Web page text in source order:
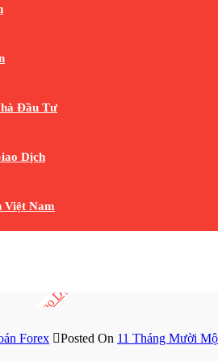
Đầu Tư
Dịch
Việt Nam
Giao Dịch
Forex Posted On 11 Tháng Mười